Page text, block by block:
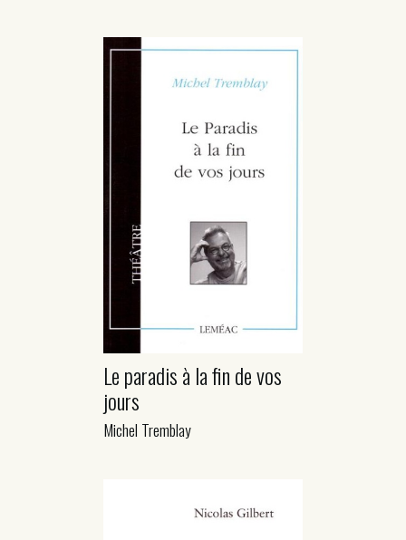
Le paradis à la fin de vos
jours
Michel Tremblay